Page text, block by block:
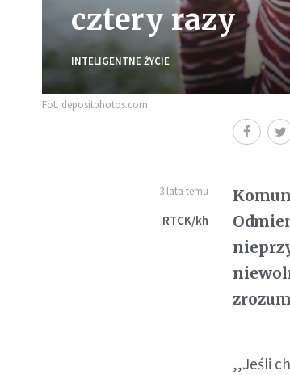
cztery razy
INTELIGENTNE ŻYCIE
Fot. depositphotos.com
3 lata temu
RTCK/kh
,,Jeśli